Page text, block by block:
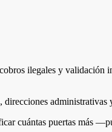
ilegales y
direcciones administrativas
cuántas puertas más